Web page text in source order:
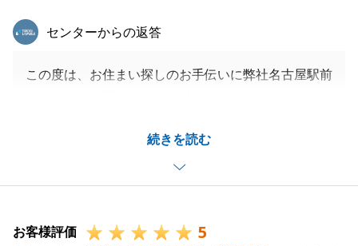
続きを読む
東急リバブル
センターからの返答
この度は、お住まい探しのお手伝いに弊社名古屋駅前
お取引が無事に行えましたこと、またそのお手伝いが
出来ましたこと、大変嬉しく思います。
お褒めのお言葉もたくさんいただきまして、本当にあ
今後もＮ様、そしてこれから弊社にお任せいただくお
お客様評価 5